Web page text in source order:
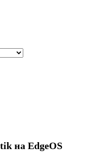
на EdgeOS